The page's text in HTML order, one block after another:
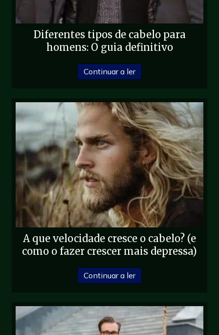
Diferentes tipos de cabelo para
homens: O guia definitivo
Continuar a ler
A que velocidade cresce o cabelo? (e
como o fazer crescer mais depressa)
Continuar a ler